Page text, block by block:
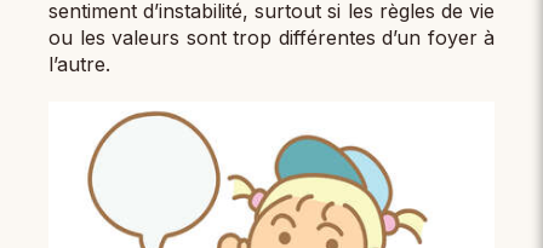
sentiment d’instabilité, surtout si les règles de vie
ou les valeurs sont trop différentes d’un foyer à
l’autre.